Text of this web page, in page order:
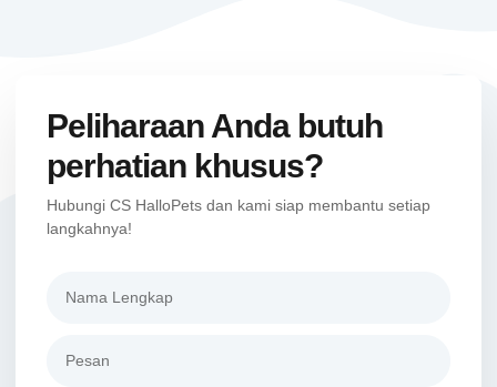
Peliharaan Anda butuh
perhatian khusus?
Hubungi CS HalloPets dan kami siap membantu setiap
langkahnya!